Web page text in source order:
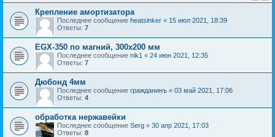
Крепление амортизатора
Последнее сообщение heatsinker « 15 июл 2021, 18:39
Ответы: 7
EGX-350 по магний, 300х200 мм
Последнее сообщение nik1 « 24 июн 2021, 12:35
Ответы: 7
Дюбонд 4мм
Последнее сообщение гражданинъ « 03 май 2021, 17:06
Ответы: 4
обработка нержавейки
Последнее сообщение Serg « 30 апр 2021, 17:03
Ответы: 8